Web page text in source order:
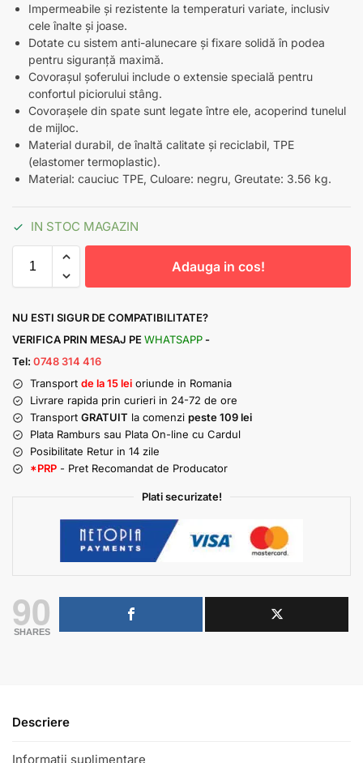
Impermeabile și rezistente la temperaturi variate, inclusiv
cele înalte și joase.
Dotate cu sistem anti-alunecare și fixare solidă în podea
pentru siguranță maximă.
Covorașul șoferului include o extensie specială pentru
confortul piciorului stâng.
Covorașele din spate sunt legate între ele, acoperind tunelul
de mijloc.
Material durabil, de înaltă calitate și reciclabil, TPE
(elastomer termoplastic).
Material: cauciuc TPE, Culoare: negru, Greutate: 3.56 kg.
IN STOC MAGAZIN
Adauga in cos!
NU ESTI SIGUR DE COMPATIBILITATE?
VERIFICA PRIN MESAJ PE WHATSAPP -
Tel: 0748 314 416
Transport de la 15 lei oriunde in Romania
Livrare rapida prin curieri in 24-72 de ore
Transport GRATUIT la comenzi peste 109 lei
Plata Ramburs sau Plata On-line cu Cardul
Posibilitate Retur in 14 zile
*PRP - Pret Recomandat de Producator
Plati securizate!
90
SHARES
Descriere
Informatii suplimentare